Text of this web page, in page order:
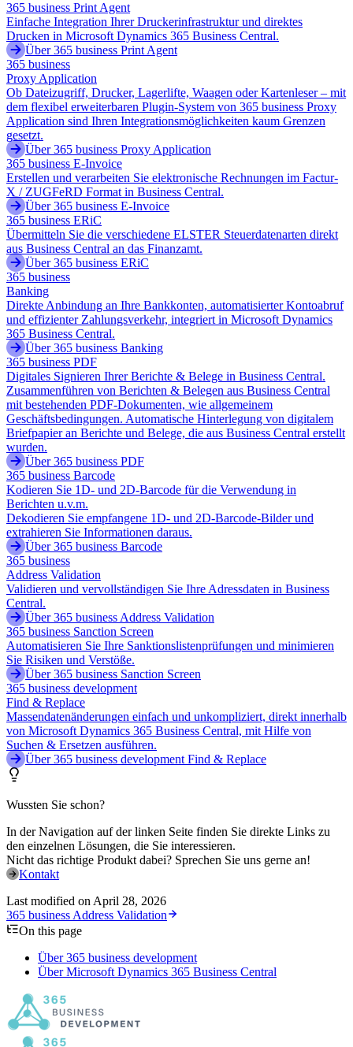
365 business Print Agent
Einfache Integration Ihrer Druckerinfrastruktur und direktes
Drucken in Microsoft Dynamics 365 Business Central.
Über 365 business Print Agent
365 business
Proxy Application
Ob Dateizugriff, Drucker, Lagerlifte, Waagen oder Kartenleser – mit
dem flexibel erweiterbaren Plugin-System von 365 business Proxy
Application sind Ihren Integrationsmöglichkeiten kaum Grenzen
gesetzt.
Über 365 business Proxy Application
365 business E-Invoice
Erstellen und verarbeiten Sie elektronische Rechnungen im Factur-
X / ZUGFeRD Format in Business Central.
Über 365 business E-Invoice
365 business ERiC
Übermitteln Sie die verschiedene ELSTER Steuerdatenarten direkt
aus Business Central an das Finanzamt.
Über 365 business ERiC
365 business
Banking
Direkte Anbindung an Ihre Bankkonten, automatisierter Kontoabruf
und effizienter Zahlungsverkehr, integriert in Microsoft Dynamics
365 Business Central.
Über 365 business Banking
365 business PDF
Digitales Signieren Ihrer Berichte & Belege in Business Central.
Zusammenführen von Berichten & Belegen aus Business Central
mit bestehenden PDF-Dokumenten, wie allgemeinem
Geschäftsbedingungen. Automatische Hinterlegung von digitalem
Briefpapier an Berichte und Belege, die aus Business Central erstellt
wurden.
Über 365 business PDF
365 business Barcode
Kodieren Sie 1D- und 2D-Barcode für die Verwendung in
Berichten u.v.m.
Dekodieren Sie empfangene 1D- und 2D-Barcode-Bilder und
extrahieren Sie Informationen daraus.
Über 365 business Barcode
365 business
Address Validation
Validieren und vervollständigen Sie Ihre Adressdaten in Business
Central.
Über 365 business Address Validation
365 business Sanction Screen
Automatisieren Sie Ihre Sanktionslistenprüfungen und minimieren
Sie Risiken und Verstöße.
Über 365 business Sanction Screen
365 business development
Find & Replace
Massendatenänderungen einfach und unkompliziert, direkt innerhalb
von Microsoft Dynamics 365 Business Central, mit Hilfe von
Suchen & Ersetzen ausführen.
Über 365 business development Find & Replace
Wussten Sie schon?
In der Navigation auf der linken Seite finden Sie direkte Links zu
den einzelnen Lösungen, die Sie interessieren.
Nicht das richtige Produkt dabei? Sprechen Sie uns gerne an!
Kontakt
Last modified on April 28, 2026
365 business Address Validation
On this page
Über 365 business development
Über Microsoft Dynamics 365 Business Central